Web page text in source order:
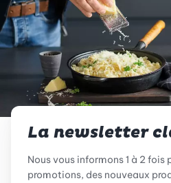
La newsletter
Nous vous informons 1 à 2 fois
promotions, des nouveaux